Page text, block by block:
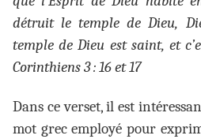
détruit le temple de Dieu,
temple de Dieu est saint, et
Corinthiens 3 : 16 et 17
Dans ce verset, il est
mot grec employé pour